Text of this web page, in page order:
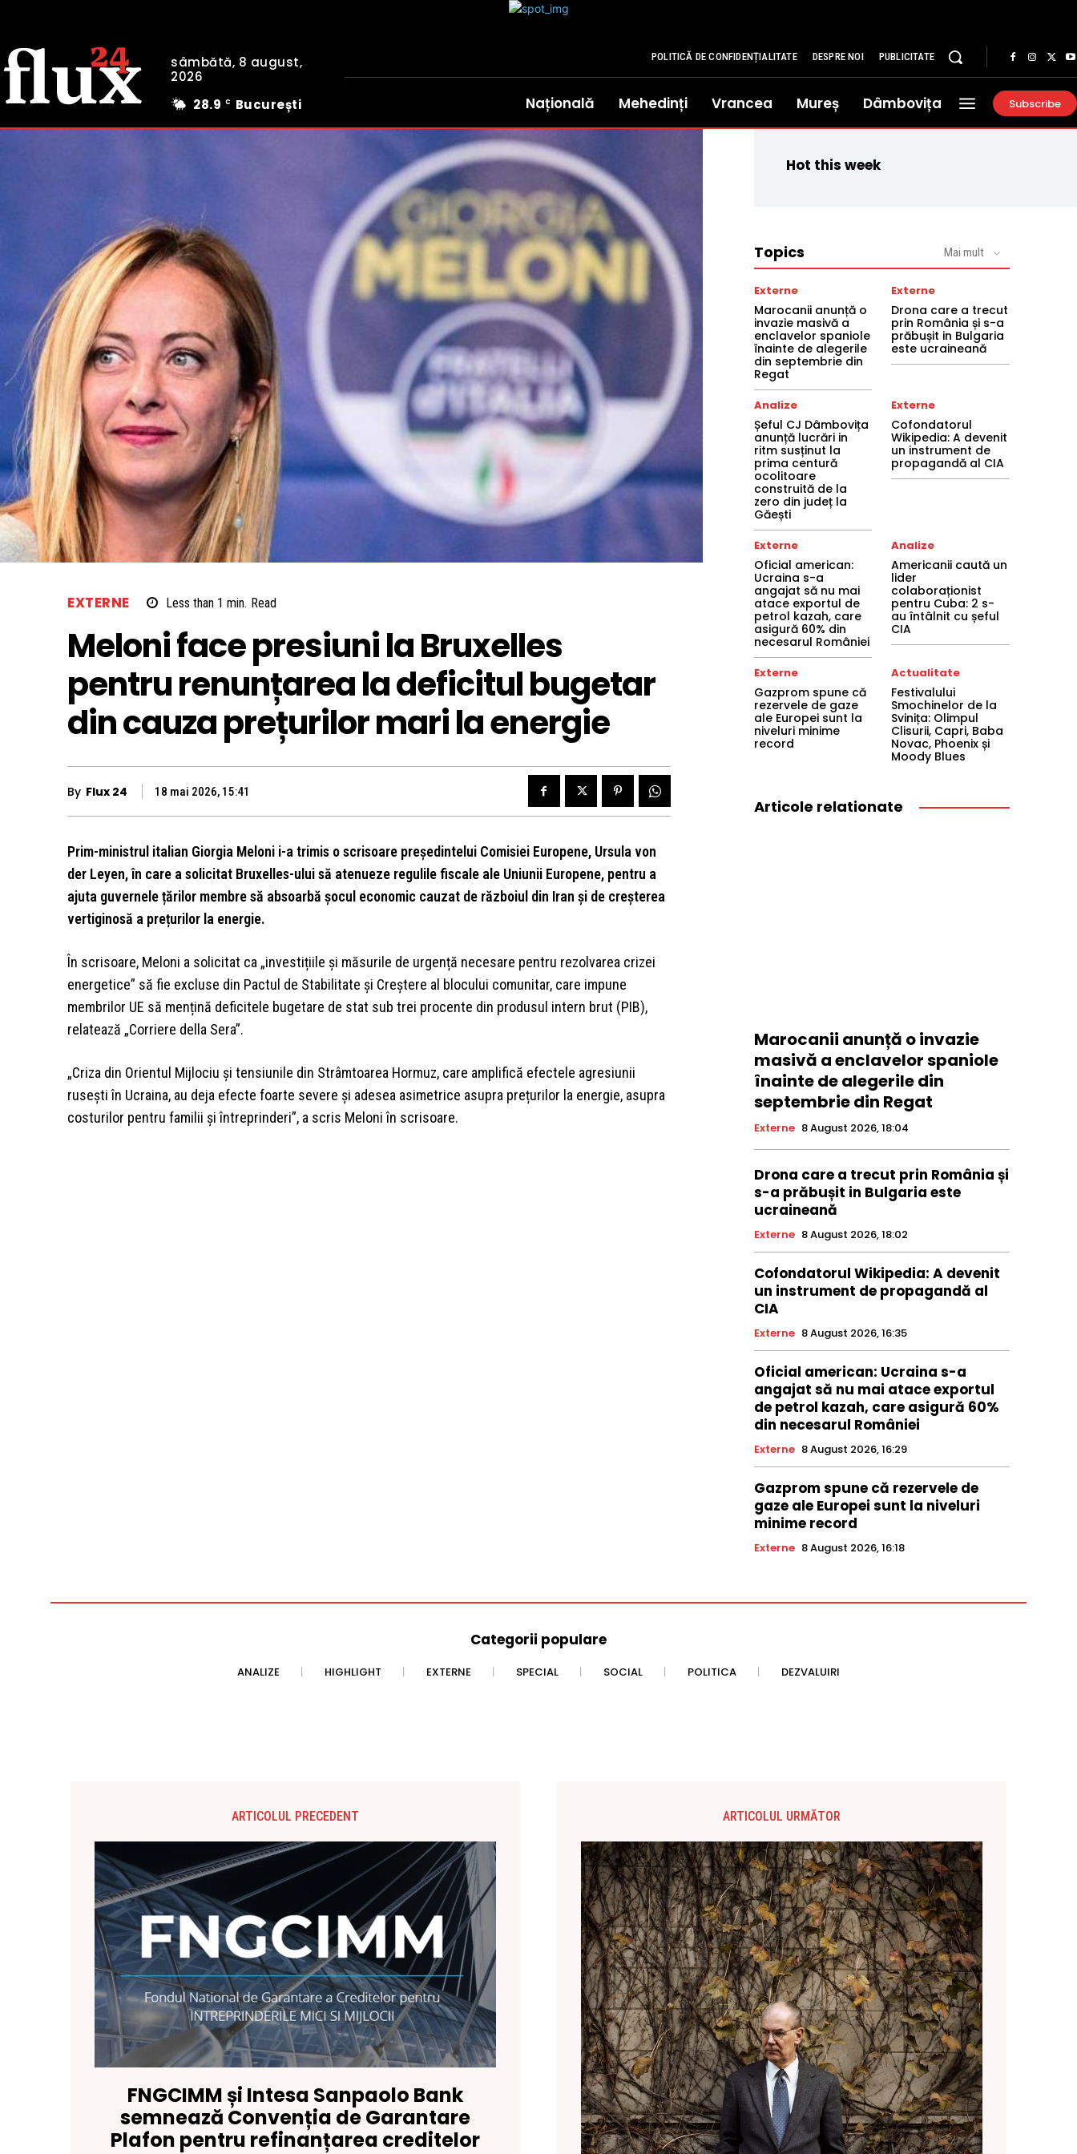
sâmbătă, 8 august,
2026
28.9 C București
POLITICĂ DE CONFIDENȚIALITATE DESPRE NOI PUBLICITATE
Națională Mehedinți Vrancea Mureș Dâmbovița Subscribe
EXTERNE Less than 1 min. Read
Meloni face presiuni la Bruxelles
pentru renunțarea la deficitul bugetar
din cauza prețurilor mari la energie
By Flux 24 18 mai 2026, 15:41
Prim-ministrul italian Giorgia Meloni i-a trimis o scrisoare președintelui Comisiei Europene, Ursula von
der Leyen, în care a solicitat Bruxelles-ului să atenueze regulile fiscale ale Uniunii Europene, pentru a
ajuta guvernele țărilor membre să absoarbă șocul economic cauzat de războiul din Iran și de creșterea
vertiginosă a prețurilor la energie.
În scrisoare, Meloni a solicitat ca „investițiile și măsurile de urgență necesare pentru rezolvarea crizei
energetice” să fie excluse din Pactul de Stabilitate și Creștere al blocului comunitar, care impune
membrilor UE să mențină deficitele bugetare de stat sub trei procente din produsul intern brut (PIB),
relatează „Corriere della Sera”.
„Criza din Orientul Mijlociu și tensiunile din Strâmtoarea Hormuz, care amplifică efectele agresiunii
rusești în Ucraina, au deja efecte foarte severe și adesea asimetrice asupra prețurilor la energie, asupra
costurilor pentru familii și întreprinderi”, a scris Meloni în scrisoare.
Hot this week
Topics Mai mult
Externe
Marocanii anunță o
invazie masivă a
enclavelor spaniole
înainte de alegerile
din septembrie din
Regat
Externe
Drona care a trecut
prin România și s-a
prăbușit in Bulgaria
este ucraineană
Analize
Șeful CJ Dâmbovița
anunță lucrări in
ritm susținut la
prima centură
ocolitoare
construită de la
zero din județ la
Găești
Externe
Cofondatorul
Wikipedia: A devenit
un instrument de
propagandă al CIA
Externe
Oficial american:
Ucraina s-a
angajat să nu mai
atace exportul de
petrol kazah, care
asigură 60% din
necesarul României
Analize
Americanii caută un
lider
colaboraționist
pentru Cuba: 2 s-
au întâlnit cu șeful
CIA
Externe
Gazprom spune că
rezervele de gaze
ale Europei sunt la
niveluri minime
record
Actualitate
Festivalului
Smochinelor de la
Svinița: Olimpul
Clisurii, Capri, Baba
Novac, Phoenix și
Moody Blues
Articole relationate
Marocanii anunță o invazie
masivă a enclavelor spaniole
înainte de alegerile din
septembrie din Regat
Externe 8 August 2026, 18:04
Drona care a trecut prin România și
s-a prăbușit in Bulgaria este
ucraineană
Externe 8 August 2026, 18:02
Cofondatorul Wikipedia: A devenit
un instrument de propagandă al
CIA
Externe 8 August 2026, 16:35
Oficial american: Ucraina s-a
angajat să nu mai atace exportul
de petrol kazah, care asigură 60%
din necesarul României
Externe 8 August 2026, 16:29
Gazprom spune că rezervele de
gaze ale Europei sunt la niveluri
minime record
Externe 8 August 2026, 16:18
Categorii populare
ANALIZE HIGHLIGHT EXTERNE SPECIAL SOCIAL POLITICA DEZVALUIRI
ARTICOLUL PRECEDENT
FNGCIMM și Intesa Sanpaolo Bank
semnează Convenția de Garantare
Plafon pentru refinanțarea creditelor
ARTICOLUL URMĂTOR